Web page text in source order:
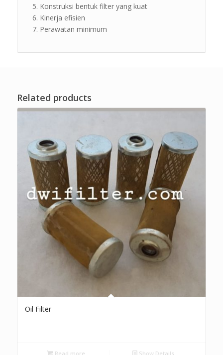
Konstruksi bentuk filter yang kuat
Kinerja efisien
Perawatan minimum
Related products
Oil Filter
Read more Show Details